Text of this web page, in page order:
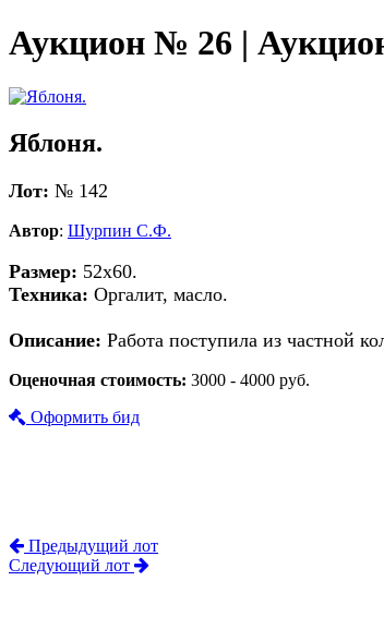
Аукцион № 26 |
Яблоня.
Лот: № 142
Автор: Шурпин С.Ф.
Размер: 52х60.
Техника: Оргалит, масло.
Описание: Работа поступила из частной
Оценочная стоимость: 3000 - 4000 руб.
Оформить бид
Предыдущий лот
Следующий лот